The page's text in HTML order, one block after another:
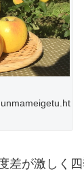
差が激しく